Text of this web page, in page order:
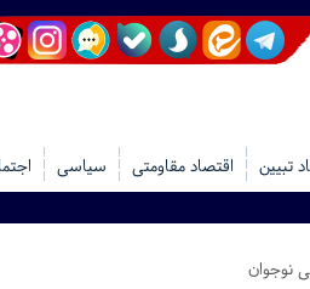
تبیین اقتصاد مقاومتی سیاسی
نوجوان